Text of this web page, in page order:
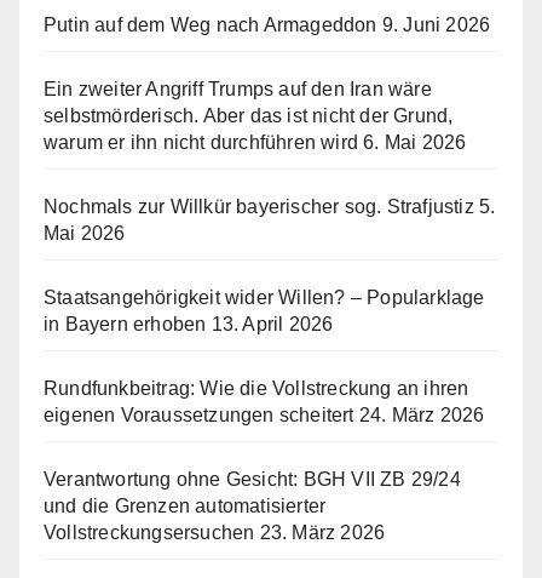
Putin auf dem Weg nach Armageddon 9. Juni 2026
Ein zweiter Angriff Trumps auf den Iran wäre
selbstmörderisch. Aber das ist nicht der Grund,
warum er ihn nicht durchführen wird 6. Mai 2026
Nochmals zur Willkür bayerischer sog. Strafjustiz 5.
Mai 2026
Staatsangehörigkeit wider Willen? – Popularklage
in Bayern erhoben 13. April 2026
Rundfunkbeitrag: Wie die Vollstreckung an ihren
eigenen Voraussetzungen scheitert 24. März 2026
Verantwortung ohne Gesicht: BGH VII ZB 29/24
und die Grenzen automatisierter
Vollstreckungsersuchen 23. März 2026